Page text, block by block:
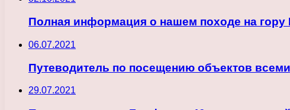
Полная информация о нашем походе на
06.07.2021
Путеводитель по посещению объектов
29.07.2021